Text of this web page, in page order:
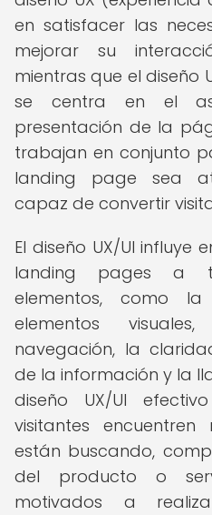
en satisfacer las
mejorar su
mientras que el diseño
se centra en el
presentación de la
trabajan en conjunto
landing page sea
capaz de convertir
El diseño UX/UI influye
landing pages a
elementos, como
elementos
navegación, la
de la información y la
diseño UX/UI
visitantes
están buscando,
del producto o
motivados a